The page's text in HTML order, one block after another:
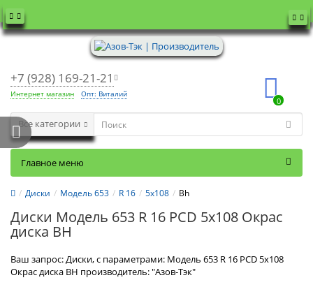
+7 (928) 169-21-21
Интернет магазин Опт: Виталий
0
Все категории
Главное меню
Диски Модель 653 R 16 5x108 Bh
Диски Модель 653 R 16 PCD 5x108 Окрас
диска BH
Ваш запрос: Диски, с параметрами: Модель 653 R 16 PCD 5x108
Окрас диска BH производитель: "Азов-Тэк"